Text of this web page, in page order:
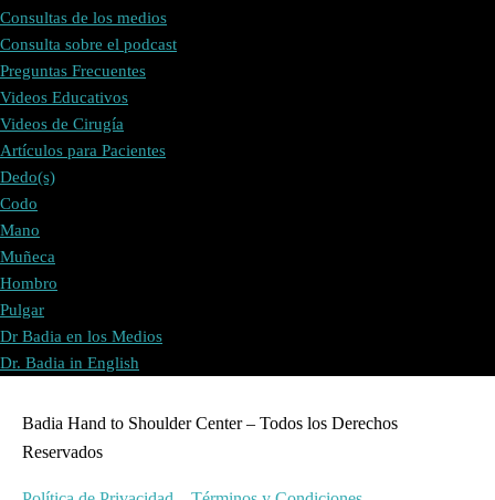
Consultas de los medios
Consulta sobre el podcast
Preguntas Frecuentes
Videos Educativos
Videos de Cirugía
Artículos para Pacientes
Dedo(s)
Codo
Mano
Muñeca
Hombro
Pulgar
Dr Badia en los Medios
Dr. Badia in English
Badia Hand to Shoulder Center – Todos los Derechos
Reservados